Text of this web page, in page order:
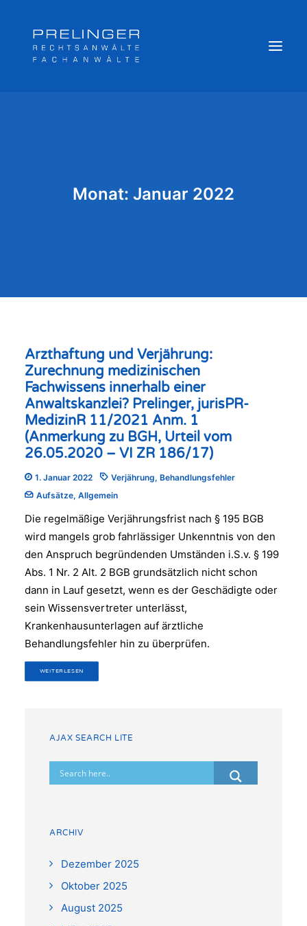
Veröffentlichungen & Archiv
Monat: Januar 2022
Arzthaftung und Verjährung:
Zurechnung medizinischen
Fachwissens innerhalb einer
Anwaltskanzlei? Prelinger, jurisPR-
MedizinR 11/2021 Anm. 1
(Anmerkung zu BGH, Urteil vom
26.05.2020 – VI ZR 186/17)
1. Januar 2022 Verjährung, Behandlungsfehler
Aufsätze, Allgemein
Die regelmäßige Verjährungsfrist nach § 195 BGB
wird mangels grob fahrlässiger Unkenntnis von den
den Anspruch begründenden Umständen i.S.v. § 199
Abs. 1 Nr. 2 Alt. 2 BGB grundsätzlich nicht schon
dann in Lauf gesetzt, wenn es der Geschädigte oder
sein Wissensvertreter unterlässt,
Krankenhausunterlagen auf ärztliche
Behandlungsfehler hin zu überprüfen.
WEITERLESEN
AJAX SEARCH LITE
ARCHIV
Dezember 2025
Oktober 2025
August 2025